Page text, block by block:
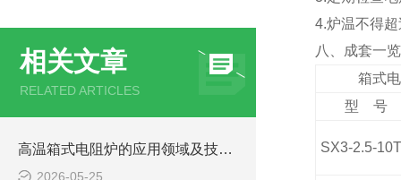
相关文章
RELATED ARTICLES
高温箱式电阻炉的应用领域及技术优势
2026-05-25
4.炉温不得
八、成套一
箱式
型 号
SX3-2.5-10